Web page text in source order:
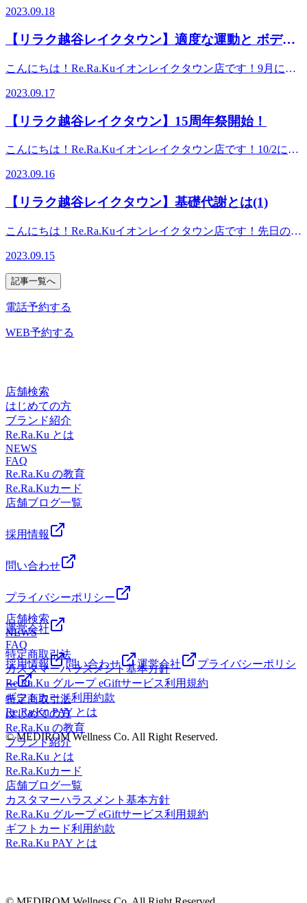
967-5051JR武蔵野線 越谷レイクタウン駅より徒歩約10分マ
験ください★
しよう＾＾━━━━━━━━━━━━━━━━━━……‥・
☆★☆新しい健康を考えるRe.Ra.Ku イオンレイクタウン店
営業時間10：00～21：00（最終受付20：20） 〒343-0828
埼玉県越谷市レイクタウン3-1-1イオンレイクタウン
mori2FTEL 048-967-5051JR武蔵野線 越谷レイクタウン駅より
徒歩約10分マッサージより気持ちいい！？リラクのボディケ
本人は間違えなく感じている症状決して、どちらが良い悪い
いう良さ、東洋医学は長期だが、体に負担がかかりにくいと
お客様から伺う「疲れやすい/だるい/冷える」といった体の
ゃないけど体調不良予備軍と考えていただき、本来であれば
放置したり我慢しない方がいい状態のものは早めに手を打っ
ておきたいところですね。“病気になってから治す”ではな
く“病気になる前に予防する”のように、ボディケアにおいて
も、“体が痛くなってからほぐす”ではなく“溜め込んで痛く
ならないように定期的にメンテナンス”このようにお身体と
生活を送れるのではないかな？と思います。※リラクではマ
様々な健康に対するアドバイスの提案をしております。一緒
━━━━━━━━━━━━━━━━━━……‥・☆★☆新し
い健康を考えるRe.Ra.Ku イオンレイクタウン店営業時間
10：00～21：00（最終受付20：20） 〒343-0828埼玉県越
谷市レイクタウン3-1-1イオンレイクタウンmori2FTEL 048-
967-5051JR武蔵野線 越谷レイクタウン駅より徒歩約10分マ
ッサージより気持ちいい！？リラクのボディケアをぜひご体
にかけては【おなかケア】というオプションがオススメで
い関連性がありますので、腰がおつらい方にも適した施術で
す。夏の食べ物で胃腸に負担をかけてしまっている方も通常
のボディケアと組合せてぜひ受けてみて下さい。現在、イオ
【150分カスタムコース】を実施中。お時間の中で、お身体
ースです。もちろん、おなかケアもお選びいただけます※リ
合わせた様々な健康に対するアドバイスの提案をしておりま
━━━━━━━━━━━━━━━━━━……‥・☆★☆新し
い健康を考えるRe.Ra.Ku イオンレイクタウン店営業時間
10：00～21：00（最終受付20：20） 〒343-0828埼玉県越
谷市レイクタウン3-1-1イオンレイクタウンmori2FTEL 048-
967-5051JR武蔵野線 越谷レイクタウン駅より徒歩約10分マ
ッサージより気持ちいい！？リラクのボディケアをぜひご体
人も多いと思いますがたまには連絡をとってみたり会いに行
ってみたりしてみてはいかがでしょうか？おじいちゃん、お
ばあちゃんたちを労わるのとあわせて自分自身のお身体も労
ますのでお早めに店舗まで足を運んでみてください！※リラ
クではマッサージのようなほぐしだけではなく、お客様に合
す。一緒にこれからの未来を健康に過ごしましよう＾＾
━━━━━━━━━━━━━━━━━━……‥・☆★☆新し
い健康を考えるRe.Ra.Ku イオンレイクタウン店営業時間
谷市レイクタウン3-1-1イオンレイクタウンmori2FTEL 048-
ッサージより気持ちいい！？リラクのボディケアをぜひご体
2023.09.18
【リラク越谷レイクタウン】適度な運動と ボディ
こんにちは！Re.Ra.Kuイオンレイクタウン店です！9月にな
なかった気がするくらい外を歩くだけで汗ばんでしまいま
す。とは言え、少しずつですが冬が近づいて来ていて年末に
かけて、何かするための種まきは正に今、やっておかないと
身体をしっかりケアして免疫力を高め病気を予防し身体がい
つでも動かせるように、適度な運動とボディメンテナンスが
ースという新メニューをお披露目して丁度半年となりますが
しっかりしたほぐしと、メリハリあるストレッチで大変人気
なメニューと成長しました。まだ受けた事がない方は、是非
違いが実感できると思いますよ(^^ ※リラクではマッサージ
に対するアドバイスの提案をしております。一緒にこれから
━━━━━━━━━━━━━━━━━━……‥・☆★☆新し
い健康を考えるRe.Ra.Ku イオンレイクタウン店営業時間
10：00～21：00（最終受付20：20） 〒343-0828埼玉県越
ッサージより気持ちいい！？リラクのボディケアをぜひご体
験ください★
2023.09.17
【リラク越谷レイクタウン】15周年祭開始！
こんにちは！Re.Ra.Kuイオンレイクタウン店です！10/2に開
周年祭がスタートしています！お得な情報が盛りだくさんで
ワクワクしますね♪♪そこで、当店もお得すぎる限定コースを
ご用意しました。本日はこちらのご案内をさせていただきま
お早めに！！150分間の中で、受けたいものをご自身で組み
上げる楽しさもありますが、わからないや…って方はお身体
のお疲れにあったコースをセラピストがご提案させていただ
きます！！私も休みの日に来て受けたいなぁって思うくらい
とっても！とっても！！目玉商品となります！！！これを機
に、Re.Ra.Kuのコースを色々と受けてみるのはいかがでしょ
させていただきます。今日からシルバーウィーク☆彡大気の
るアドバイスの提案をしております。一緒にこれからの未来
を健康に過ごしましよう＾＾
━━━━━━━━━━━━━━━━━━……‥・☆★☆新し
い健康を考えるRe.Ra.Ku イオンレイクタウン店営業時間
10：00～21：00（最終受付20：20） 〒343-0828埼玉県越
谷市レイクタウン3-1-1イオンレイクタウンmori2FTEL 048-
967-5051JR武蔵野線 越谷レイクタウン駅より徒歩約10分マ
ッサージより気持ちいい！？リラクのボディケアをぜひご体
験ください★
2023.09.16
【リラク越谷レイクタウン】基礎代謝とは(1)
こんにちは！Re.Ra.Kuイオンレイクタウン店です！先日のブ
だけ！と書きましたが“代謝”について今日はお勉強しましょ
う！まず…「ダイエットをしても痩せにくくなった」「おな
か周りの脂肪が気になるようになった」と感じたことはあり
ませんか？もしかすると「基礎代謝の低下」が原因かも？？
維持するために【必要最低限なエネルギー】。じっとしてい
後加齢とともに徐々に基礎代謝は下がっていきます。基礎代
謝は筋肉量や体質など、様々な要素から影響を受けます。運
動をして筋肉量を増やしたり、適切な食生活を実践したり
で、上げることができます。※ここについては、また次の機
会にお話しますね♪【基礎代謝が高い＝1日に消費するカロリ
ーが多い】特に運動をしなくても多くのカロリーを消費する
ので、「基礎代謝が高い体＝太りにくい体」ともいえます。
肥満を防ぎ、若い頃の体形を維持するには、基礎代謝を高め
ることが大切という事です。基礎代謝を上げるのに、特別な
い生活が基本。「健康的な生活＝基礎代謝を上げる生活」
う。※代謝には【新陳代謝】もあるので、こちらもいつか触
なほぐしだけではなく、お客様に合わせた様々な健康に対す
るアドバイスの提案をしております。一緒にこれからの未来
を健康に過ごしましよう＾＾
━━━━━━━━━━━━━━━━━━……‥・☆★☆新し
い健康を考えるRe.Ra.Ku イオンレイクタウン店営業時間
10：00～21：00（最終受付20：20） 〒343-0828埼玉県越
谷市レイクタウン3-1-1イオンレイクタウンmori2FTEL 048-
967-5051JR武蔵野線 越谷レイクタウン駅より徒歩約10分マ
ッサージより気持ちいい！？リラクのボディケアをぜひご体
験ください★
2023.09.15
記事一覧へ
電話予約する
WEB予約する
店舗検索
はじめての方
ブランド紹介
Re.Ra.Ku とは
NEWS
FAQ
Re.Ra.Ku の教育
Re.Ra.Kuカード
店舗ブログ一覧
採用情報
問い合わせ
プライバシーポリシー
運営会社
特定商取引法
カスタマーハラスメント基本方針
Re.Ra.Ku グループ eGiftサービス利用規約
ギフトカード利用約款
Re.Ra.Ku PAY とは
© MEDIROM Wellness Co. All Right Reserved.
店舗検索
NEWS
FAQ
採用情報
問い合わせ 運営会社
プライバシーポリシ
ー
特定商取引法
はじめての方
Re.Ra.Ku の教育
ブランド紹介
Re.Ra.Ku とは
Re.Ra.Kuカード
店舗ブログ一覧
カスタマーハラスメント基本方針
Re.Ra.Ku グループ eGiftサービス利用規約
ギフトカード利用約款
Re.Ra.Ku PAY とは